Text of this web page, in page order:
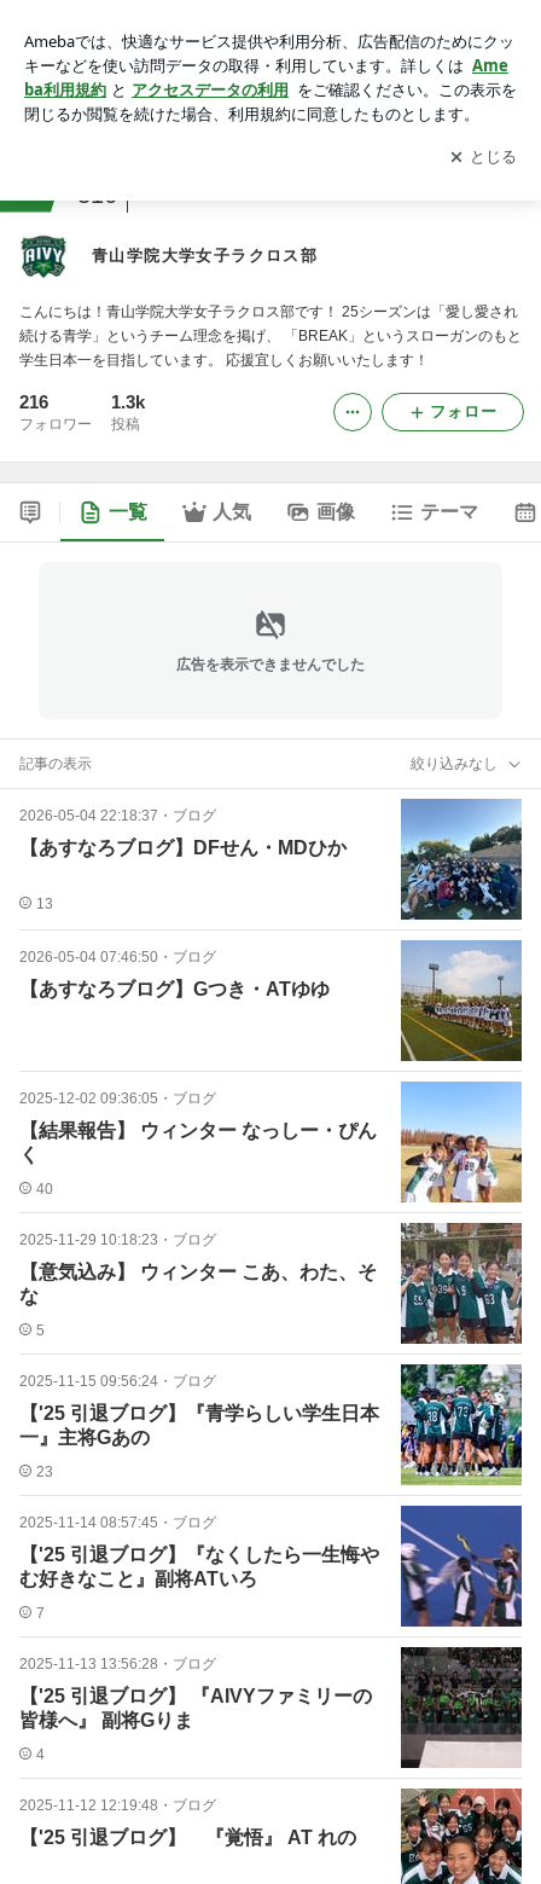
アプリをダウンロードして ブログの更新通知
を受け取りまし
ょう。
開く
316
青山学院大学女子ラクロス部
こんにちは！青山学院大学女子ラクロス部です！ 25シーズンは「愛し愛され
続ける青学」というチーム理念を掲げ、 「BREAK」というスローガンのもと
学生日本一を目指しています。 応援宜しくお願いいたします！
216
フォロワー
1.3k
投稿
フォロー
一覧 人気 画像 テーマ
広告を表示できませんでした
記事の表示 絞り込みなし
2026-05-04 22:18:37 ・ ブログ
【あすなろブログ】DFせん・MDひか
13
2026-05-04 07:46:50 ・ ブログ
【あすなろブログ】Gつき・ATゆゆ
2025-12-02 09:36:05 ・ ブログ
【結果報告】 ウィンター なっしー・ぴん
く
40
2025-11-29 10:18:23 ・ ブログ
【意気込み】 ウィンター こあ、わた、そ
な
5
2025-11-15 09:56:24 ・ ブログ
【'25 引退ブログ】『青学らしい学生日本
一』主将Gあの
23
2025-11-14 08:57:45 ・ ブログ
【'25 引退ブログ】『なくしたら一生悔や
む好きなこと』副将ATいろ
7
2025-11-13 13:56:28 ・ ブログ
【'25 引退ブログ】 『AIVYファミリーの
皆様へ』 副将Gりま
4
2025-11-12 12:19:48 ・ ブログ
【'25 引退ブログ】 『覚悟』 AT れの